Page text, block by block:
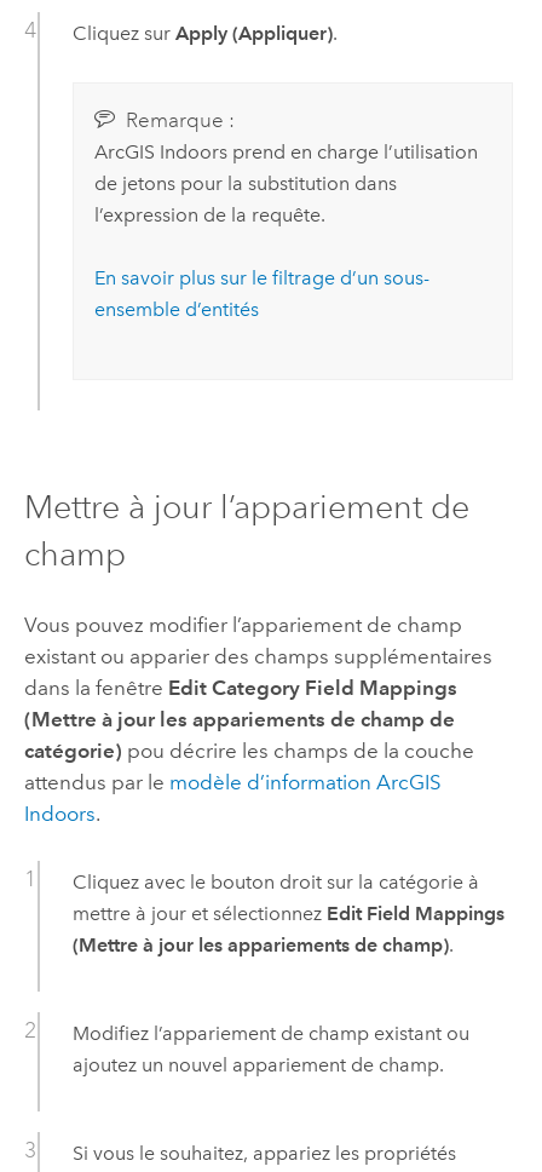
Cliquez sur Apply (Appliquer).
Remarque :
ArcGIS Indoorsprend en charge l’utilisation
de jetons pour la substitution dans
l’expression de la requête.
En savoir plus sur le filtrage d’un sous-
ensemble d’entités
Mettre à jour l’appariement de
champ
Vous pouvez modifier l’appariement de champ
existant ou apparier des champs supplémentaires
dans la fenêtre Edit Category Field Mappings
(Mettre à jour les appariements de champ de
catégorie) pou décrire les champs de la couche
attendus par le modèle d’information ArcGIS
Indoors.
Cliquez avec le bouton droit sur la catégorie à
mettre à jour et sélectionnez Edit Field Mappings
(Mettre à jour les appariements de champ).
Modifiez l’appariement de champ existant ou
ajoutez un nouvel appariement de champ.
Si vous le souhaitez, appariez les propriétés